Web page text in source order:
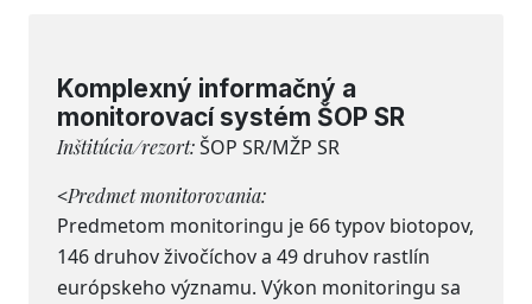
Komplexný informačný a
monitorovací systém ŠOP SR
Inštitúcia/rezort:ŠOP SR/MŽP SR
<Predmet monitorovania:
Predmetom monitoringu je 66 typov biotopov,
146 druhov živočíchov a 49 druhov rastlín
európskeho významu. Výkon monitoringu sa